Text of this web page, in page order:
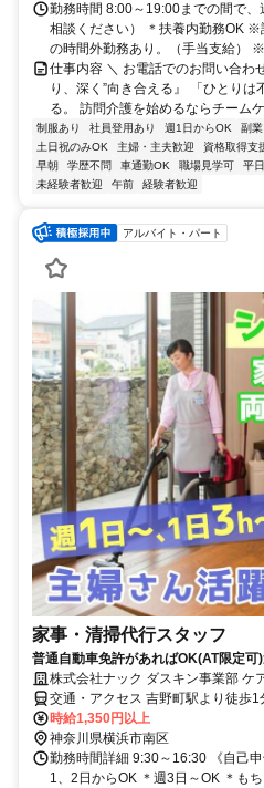
アーバンフラット井土ヶ谷2F 横浜
務地】 神奈川県横浜市南区 ？屋外
勤務時間 8:00～19:00までの間で
相談ください） ＊扶養内勤務OK
の時間外勤務あり。（手当支給）
仕事内容 ＼ お電話でのお問い合わ
り、深く”向き合える』 「ひとりは
る。 訪問介護を始めるならチーム
制服あり 社員登用あり 週1日からOK 副
土日祝のみOK
主婦・主夫歓迎 資格取得支
早朝
学歴不問 車通勤OK 職場見学可 平
未経験者歓迎
午前 経験者歓迎
アルバイト・パート
家事・清掃代行スタッフ
普通自動車免許があればOK(AT限定可
株式会社ナック ダスキン事業部 ケ
交通・アクセス 吉野町駅より徒歩1
時給1,350円以上
神奈川県横浜市南区
勤務時間詳細 9:30～16:30 《自己
1、2日からOK ＊週3日～OK ＊も